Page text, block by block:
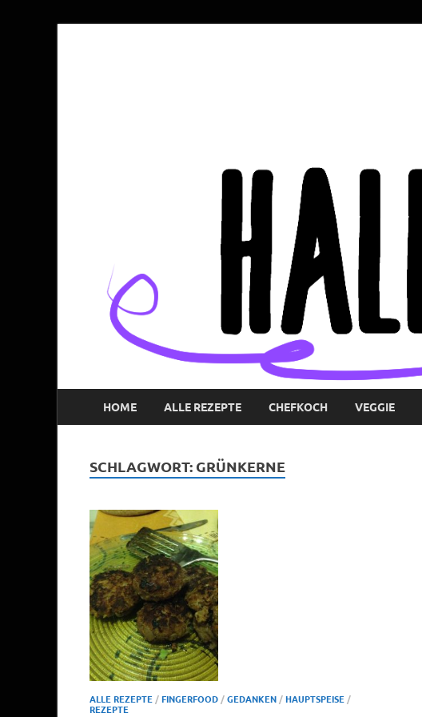
HOME ALLE REZEPTE CHEFKOCH VEGGIE
SCHLAGWORT: GRÜNKERNE
ALLE REZEPTE/FINGERFOOD/GEDANKEN/HAUPTSPEISE/
REZEPTE